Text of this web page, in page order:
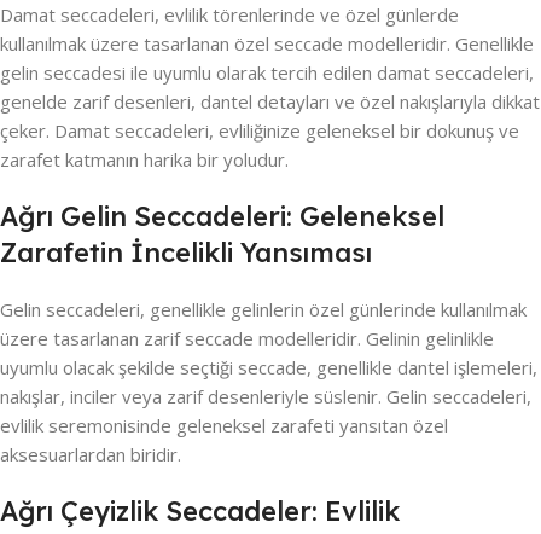
Damat seccadeleri, evlilik törenlerinde ve özel günlerde
kullanılmak üzere tasarlanan özel seccade modelleridir. Genellikle
gelin seccadesi ile uyumlu olarak tercih edilen damat seccadeleri,
genelde zarif desenleri, dantel detayları ve özel nakışlarıyla dikkat
çeker. Damat seccadeleri, evliliğinize geleneksel bir dokunuş ve
zarafet katmanın harika bir yoludur.
Ağrı Gelin Seccadeleri: Geleneksel
Zarafetin İncelikli Yansıması
Gelin seccadeleri, genellikle gelinlerin özel günlerinde kullanılmak
üzere tasarlanan zarif seccade modelleridir. Gelinin gelinlikle
uyumlu olacak şekilde seçtiği seccade, genellikle dantel işlemeleri,
nakışlar, inciler veya zarif desenleriyle süslenir. Gelin seccadeleri,
evlilik seremonisinde geleneksel zarafeti yansıtan özel
aksesuarlardan biridir.
Ağrı Çeyizlik Seccadeler: Evlilik